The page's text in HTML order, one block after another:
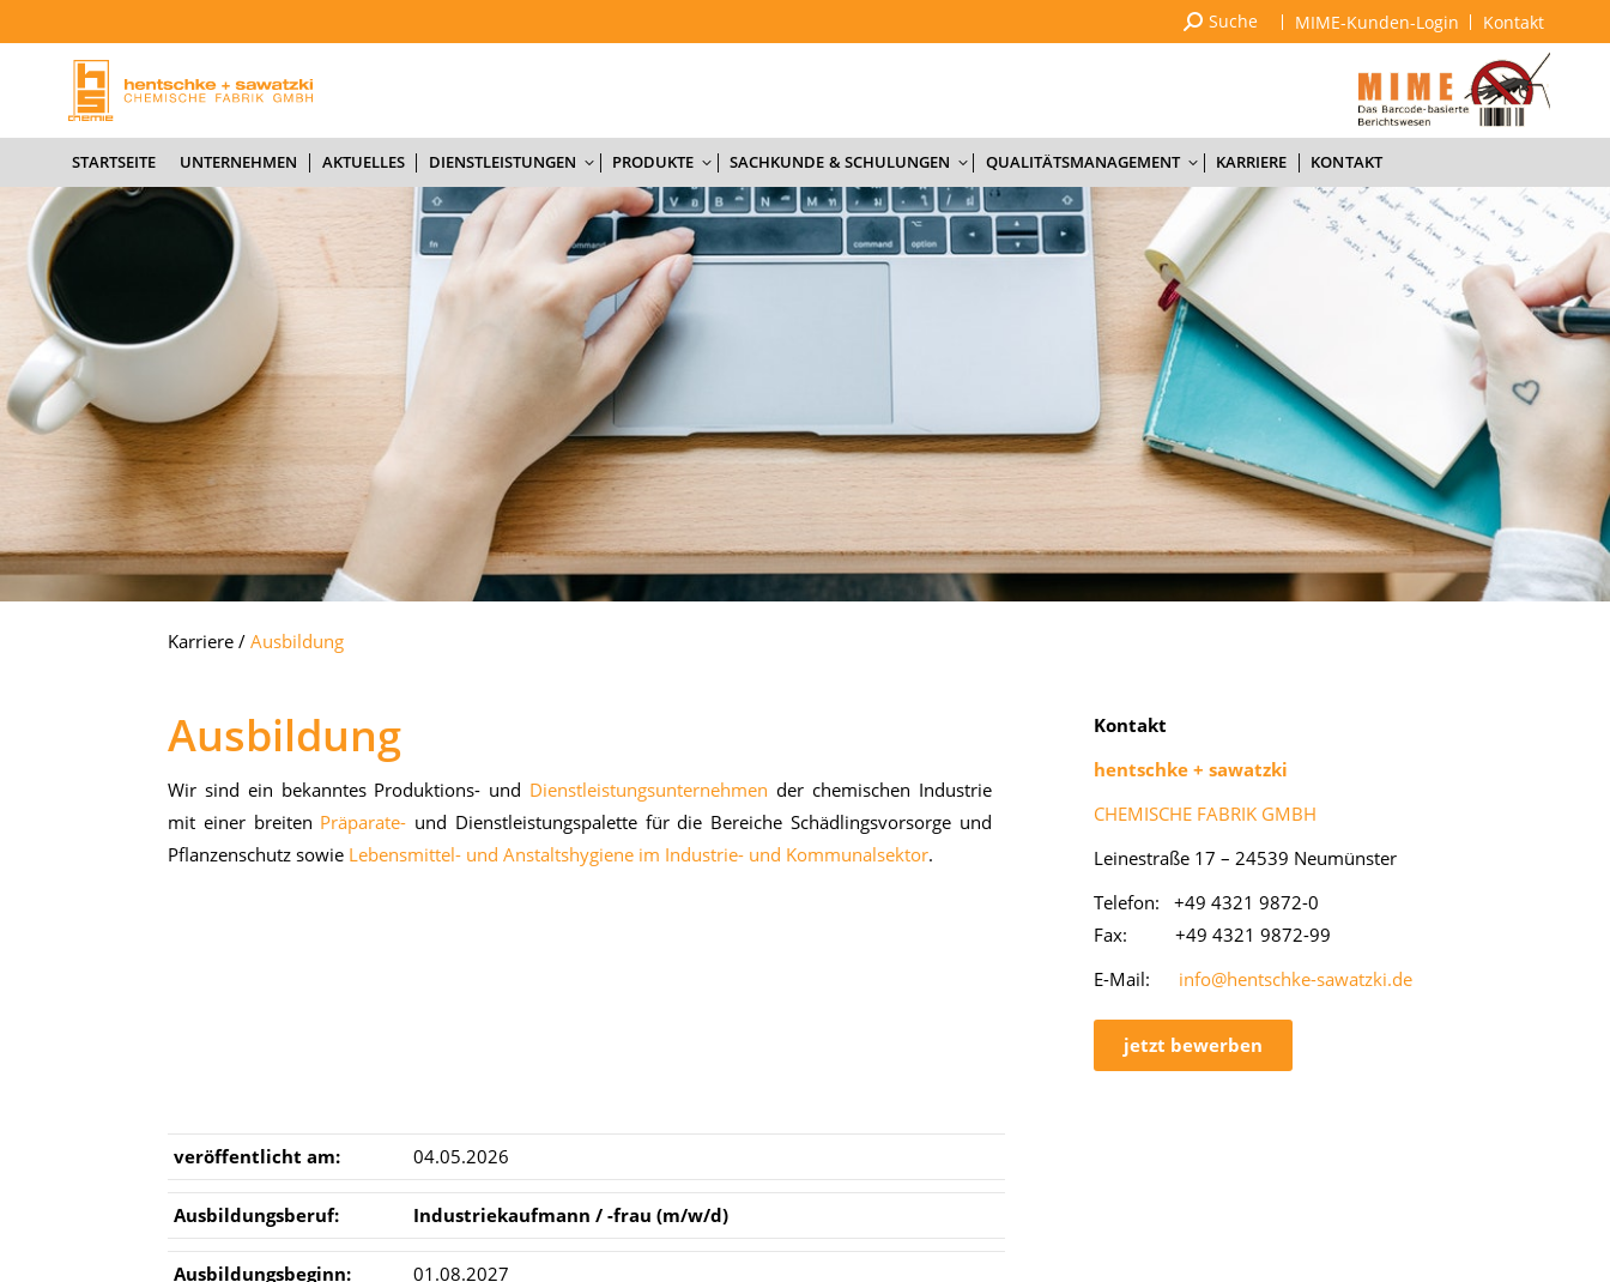
Suchen:
Suche MIME-Kunden-Login Kontakt
STARTSEITE UNTERNEHMEN AKTUELLES DIENSTLEISTUNGEN PRODUKTE SACHKUNDE & SCHULUNGEN QUALITÄTSMANAGEMENT KARRIERE KONTAKT
Karriere / Ausbildung
Ausbildung
Wir sind ein be­kann­tes Pro­duk­ti­ons- und Dienstleistungsunternehmen der che­mi­schen In­dus­trie
mit ei­ner brei­ten Präparate- und Dienst­leis­tungs­pa­let­te für die Be­rei­che Schäd­lings­vor­sor­ge und
Pflan­zen­schutz so­wie Lebensmittel- und Anstaltshygiene im Industrie- und Kommunalsektor.
Kon­takt
hentsch­ke + sa­watz­ki
CHEMISCHE FABRIK GMBH
Lei­ne­stra­ße 17 – 24539 Neu­müns­ter
Te­le­fon: +49 4321 9872-0
Fax: +49 4321 9872-99
E-Mail: info@hentschke-sawatzki.de
jetzt bewerben
ver­öf­fent­licht am: 04.05.2026
Aus­bil­dungs­be­ruf: In­dus­trie­kauf­mann / -frau (m/​w/​d)
Aus­bil­dungs­be­ginn:
01.08.2027
SACHKUNDE & SCHULUNGEN QUALITÄTSMANAGEMENT
KARRIERE KONTAKT